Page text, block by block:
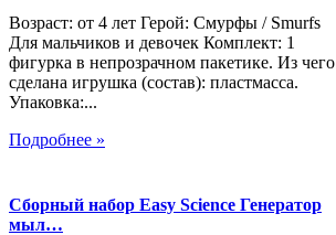
Возраст: от 4 лет Герой: Смурфы / Smurfs
Для мальчиков и девочек Комплект: 1
фигурка в непрозрачном пакетике. Из чего
сделана игрушка (состав): пластмасса.
Упаковка:...
Подробнее »
Сборный набор Easy Science Генератор
мыл…